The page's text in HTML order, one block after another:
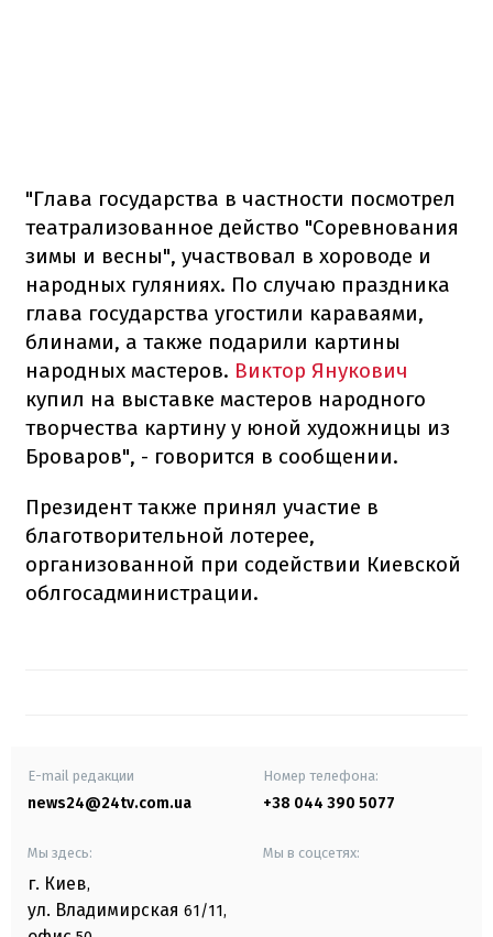
"Глава государства в частности посмотрел
театрализованное действо "Соревнования
зимы и весны", участвовал в хороводе и
народных гуляниях. По случаю праздника
глава государства угостили караваями,
блинами, а также подарили картины
народных мастеров. Виктор Янукович
купил на выставке мастеров народного
творчества картину у юной художницы из
Броваров", - говорится в сообщении.
Президент также принял участие в
благотворительной лотерее,
организованной при содействии Киевской
облгосадминистрации.
E-mail редакции
news24@24tv.com.ua
Номер телефона:
+38 044 390 5077
Мы здесь:
г. Киев,
ул. Владимирская 61/11,
Мы в соцсетях: